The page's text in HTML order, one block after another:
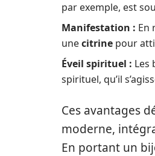
par exemple, est
Manifestation : En
unecitrine pour
Éveil spirituel : Les
spirituel, qu’il
Ces avantages
moderne,
En portant un